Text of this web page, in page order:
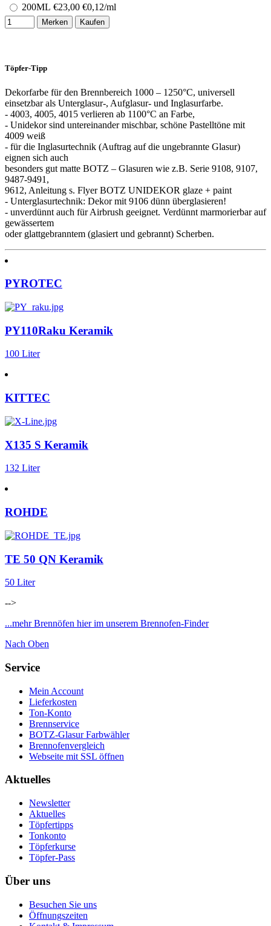
200ML €23,00 €0,12/ml
Merken Kaufen
Töpfer-Tipp
Dekorfarbe für den Brennbereich 1000 – 1250°C, universell
einsetzbar als Unterglasur-, Aufglasur- und Inglasurfarbe.
- 4003, 4005, 4015 verlieren ab 1100°C an Farbe,
- Unidekor sind untereinander mischbar, schöne Pastelltöne mit
4009 weiß
- für die Inglasurtechnik (Auftrag auf die ungebrannte Glasur)
eignen sich auch
besonders gut matte BOTZ – Glasuren wie z.B. Serie 9108, 9107,
9487-9491,
9612, Anleitung s. Flyer BOTZ UNIDEKOR glaze + paint
- Unterglasurtechnik: Dekor mit 9106 dünn überglasieren!
- unverdünnt auch für Airbrush geeignet. Verdünnt marmorierbar auf
gewässertem
oder glattgebranntem (glasiert und gebrannt) Scherben.
PYROTEC
PY110Raku Keramik
100 Liter
KITTEC
X135 S Keramik
132 Liter
ROHDE
TE 50 QN Keramik
50 Liter
-->
...mehr Brennöfen hier im unserem Brennofen-Finder
Nach Oben
Service
Mein Account
Lieferkosten
Ton-Konto
Brennservice
BOTZ-Glasur Farbwähler
Brennofenvergleich
Webseite mit SSL öffnen
Aktuelles
Newsletter
Aktuelles
Töpfertipps
Tonkonto
Töpferkurse
Töpfer-Pass
Über uns
Besuchen Sie uns
Öffnungszeiten